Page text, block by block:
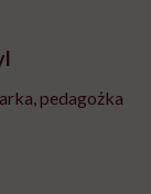
pedagożka